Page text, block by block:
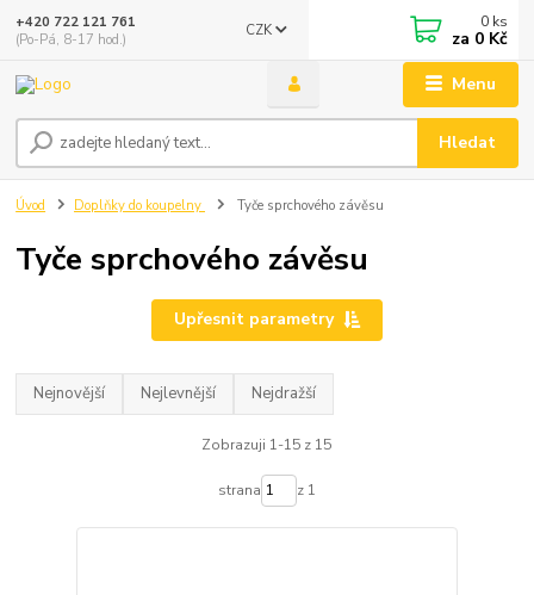
Menu
CZK
Hledat
+420 722 121 761
(Po-Pá, 8-17 hod.)
0 ks
za 0 Kč
Úvod Doplňky do koupelny Tyče sprchového závěsu
Tyče sprchového závěsu
Upřesnit parametry
Nejnovější Nejlevnější Nejdražší
Zobrazuji 1-15 z 15
strana z 1